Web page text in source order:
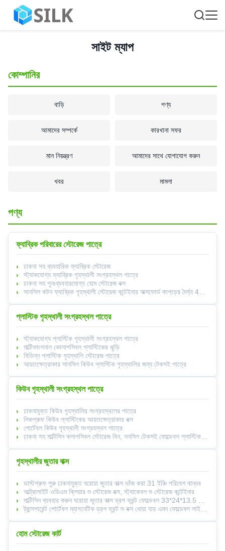
সাইট ম্যাপ
কোম্পানির
বাড়ি পণ্য
আমাদের সম্পর্কে কারখানা সফর
মান নিয়ন্ত্রণ আমাদের সাথে যোগাযোগ করুন
খবর মামলা
পণ্য
ফ্যাব্রিক পরিবারের স্টোরেজ পাত্রে
ঢাকনা সহ ব্যবহারিক ফ্যাব্রিক স্টোরেজ
স্ট্যাকযোগ্য ফ্যাব্রিক গৃহস্থালী সংগ্রহস্থল পাত্রে
ঢাকনা সহ পুনঃব্যবহারযোগ্য হোম স্টোরেজ বক্স
সানসিল কটন ফ্যাব্রিক গৃহস্থালী স্টোরেজ কন্টেইনার অক্সফোর্ড কাপড়ের দৈর্ঘ্য 40 সেমি
প্লাস্টিক গৃহস্থালী সংগ্রহস্থল পাত্রে
স্ট্যাকযোগ্য প্লাস্টিক গৃহস্থালী সংগ্রহস্থল পাত্রে
মাল্টিফাংশনাল কোলাপসিবল প্লাস্টিকের ঝুড়ি
বিভিন্ন প্লাস্টিক গৃহস্থালি স্টোরেজ পাত্রে
আয়তক্ষেত্রাকার সানসিল কিউব প্লাস্টিক গৃহস্থালির জন্য টেকসই পাত্রে
কিউব গৃহস্থালী সংগ্রহস্থল পাত্রে
ঢাকনাযুক্ত কিউব গৃহস্থালির সংগ্রহস্থলের পাত্রে
লিকপ্রুফ কিউব প্লাস্টিকের আয়তক্ষেত্রাকার বক্স
পোর্টেবল কিউব গৃহস্থালী সংগ্রহস্থল পাত্রে
ঢাকনা সহ মাল্টিসিন কলাপসিবল স্টোরেজ বিন, সনসিল টেকসই ফোল্ডেবল প্লাস্টিক বিন
গৃহস্থালীর জুতার বাক্স
ডাস্টপ্রুফ পুরু ঢাকনাযুক্ত ঘরোয়া জুতার বাক্স ভাঁজ করা 31 ইঞ্চি পরিবেশ বান্ধব
আল্ট্রালাইট ওডিএম ক্লিয়ার শু স্টোরেজ বক্স, স্ট্যাকেবল শু স্টোরেজ কন্টেইনার
মাল্টিসিন ব্যবহার করুন ঘরোয়া জুতার বাক্স ড্রপ ফ্রন্ট ফোল্ডেবল 33*24*13.5 সেমি জায়গা বাঁচান
ট্রান্সপারেন্ট পোর্টেবল ম্যাগনেটিক ড্রপ ফ্রন্ট শু বক্স ধোয়া যায় এমন ফোল্ডেবল লাইটওয়েট
হোম স্টোরেজ কার্ট